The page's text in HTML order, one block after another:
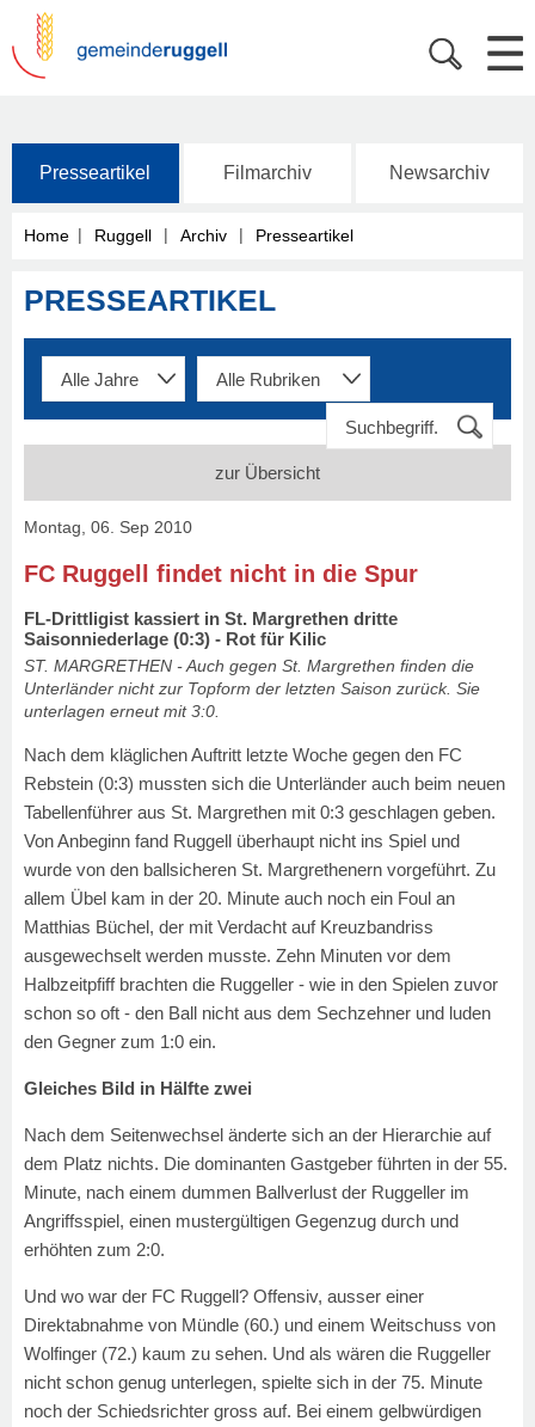
Presseartikel Filmarchiv Newsarchiv
Home | Ruggell | Archiv | Presseartikel
PRESSEARTIKEL
zur Übersicht
Montag, 06. Sep 2010
FC Ruggell findet nicht in die Spur
FL-Drittligist kassiert in St. Margrethen dritte
Saisonniederlage (0:3) - Rot für Kilic
ST. MARGRETHEN - Auch gegen St. Margrethen finden die
Unterländer nicht zur Topform der letzten Saison zurück. Sie
unterlagen erneut mit 3:0.
Nach dem kläglichen Auftritt letzte Woche gegen den FC
Rebstein (0:3) mussten sich die Unterländer auch beim neuen
Tabellenführer aus St. Margrethen mit 0:3 geschlagen geben.
Von Anbeginn fand Ruggell überhaupt nicht ins Spiel und
wurde von den ballsicheren St. Margrethenern vorgeführt. Zu
allem Übel kam in der 20. Minute auch noch ein Foul an
Matthias Büchel, der mit Verdacht auf Kreuzbandriss
ausgewechselt werden musste. Zehn Minuten vor dem
Halbzeitpfiff brachten die Ruggeller - wie in den Spielen zuvor
schon so oft - den Ball nicht aus dem Sechzehner und luden
den Gegner zum 1:0 ein.
Gleiches Bild in Hälfte zwei
Nach dem Seitenwechsel änderte sich an der Hierarchie auf
dem Platz nichts. Die dominanten Gastgeber führten in der 55.
Minute, nach einem dummen Ballverlust der Ruggeller im
Angriffsspiel, einen mustergültigen Gegenzug durch und
erhöhten zum 2:0.
Und wo war der FC Ruggell? Offensiv, ausser einer
Direktabnahme von Mündle (60.) und einem Weitschuss von
Wolfinger (72.) kaum zu sehen. Und als wären die Ruggeller
nicht schon genug unterlegen, spielte sich in der 75. Minute
noch der Schiedsrichter gross auf. Bei einem gelbwürdigen